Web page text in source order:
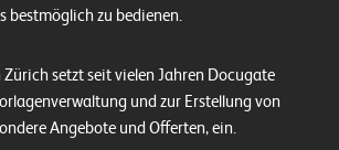
o
R
e
f
bestmöglich zu bedienen.
setzt seit vielen Jahren Docugate
und zur Erstellung von
Angebote und Offerten, ein.